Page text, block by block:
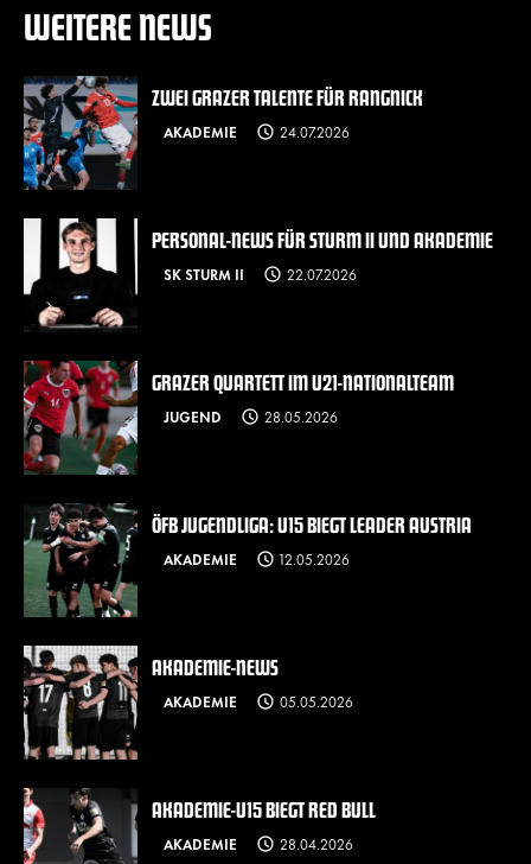
WEITERE NEWS
ZWEI GRAZER TALENTE FÜR RANGNICK
AKADEMIE 24.07.2026
PERSONAL-NEWS FÜR STURM II UND AKADEMIE
SK STURM II 22.07.2026
GRAZER QUARTETT IM U21-NATIONALTEAM
JUGEND 28.05.2026
ÖFB JUGENDLIGA: U15 BIEGT LEADER AUSTRIA
AKADEMIE 12.05.2026
AKADEMIE-NEWS
AKADEMIE 05.05.2026
AKADEMIE-U15 BIEGT RED BULL
AKADEMIE 28.04.2026